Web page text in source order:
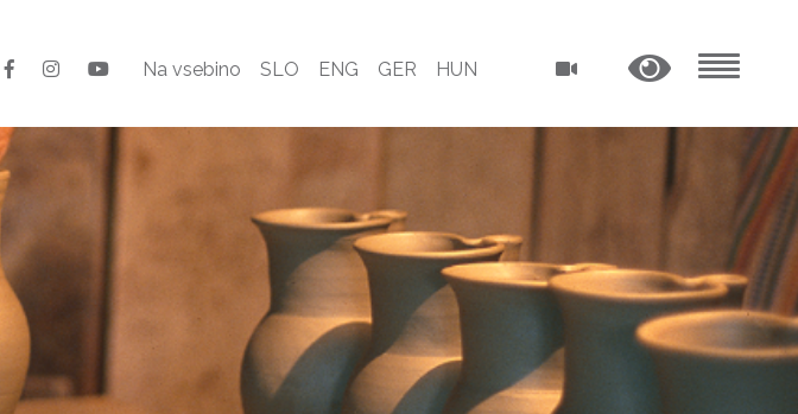
Na vsebino SLO ENG GER HUN